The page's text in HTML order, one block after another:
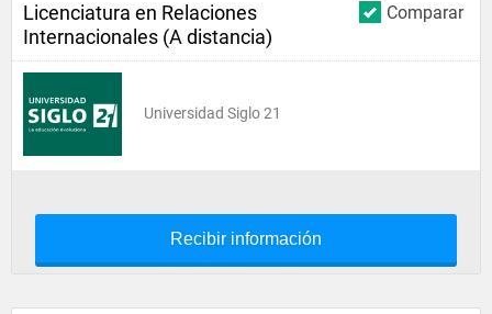
Comparar
Licenciatura en Relaciones
Internacionales (A distancia)
Universidad Siglo 21
Recibir información